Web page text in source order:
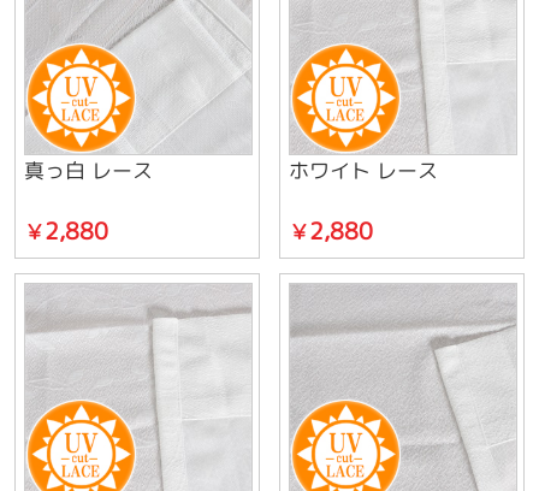
真っ白 レース
￥2,880
ホワイト レース
￥2,880